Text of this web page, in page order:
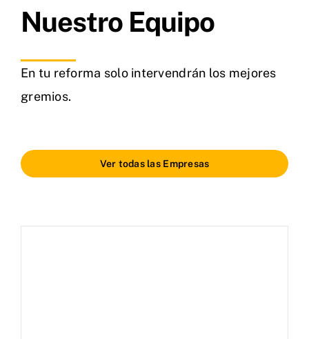
Nuestro Equipo
En tu reforma solo intervendrán los mejores
gremios.
Ver todas las Empresas